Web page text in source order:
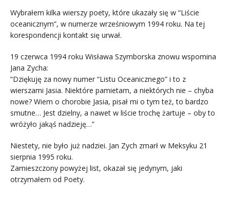
Wybrałem kilka wierszy poety, które ukazały się w “Liście
oceanicznym”, w numerze wrześniowym 1994 roku. Na tej
korespondencji kontakt się urwał.
19 czerwca 1994 roku Wisława Szymborska znowu wspomina
Jana Zycha:
“Dziękuję za nowy numer “Listu Oceanicznego” i to z
wierszami Jasia. Niektóre pamietam, a niektórych nie – chyba
nowe? Wiem o chorobie Jasia, pisał mi o tym też, to bardzo
smutne… Jest dzielny, a nawet w liście trochę żartuje – oby to
wróżyło jakąś nadzieję…”
Niestety, nie było już nadziei. Jan Zych zmarł w Meksyku 21
sierpnia 1995 roku.
Zamieszczony powyżej list, okazał się jedynym, jaki
otrzymałem od Poety.